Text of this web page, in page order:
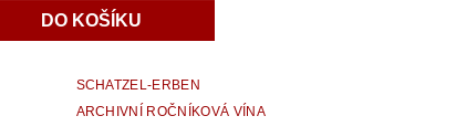
SCHATZEL-ERBEN
ARCHIVNÍ ROČNÍKOVÁ VÍNA